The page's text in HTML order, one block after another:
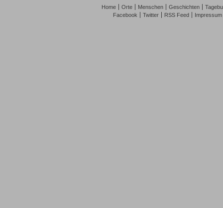
Home Orte Menschen Geschichten
Facebook
Twitter RSS Feed Impressum